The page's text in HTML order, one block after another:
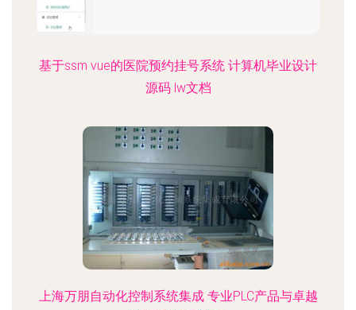
基于ssm vue的医院预约挂号系统 计算机毕业设计
源码 lw文档
上海万朋自动化控制系统集成 专业PLC产品与卓越